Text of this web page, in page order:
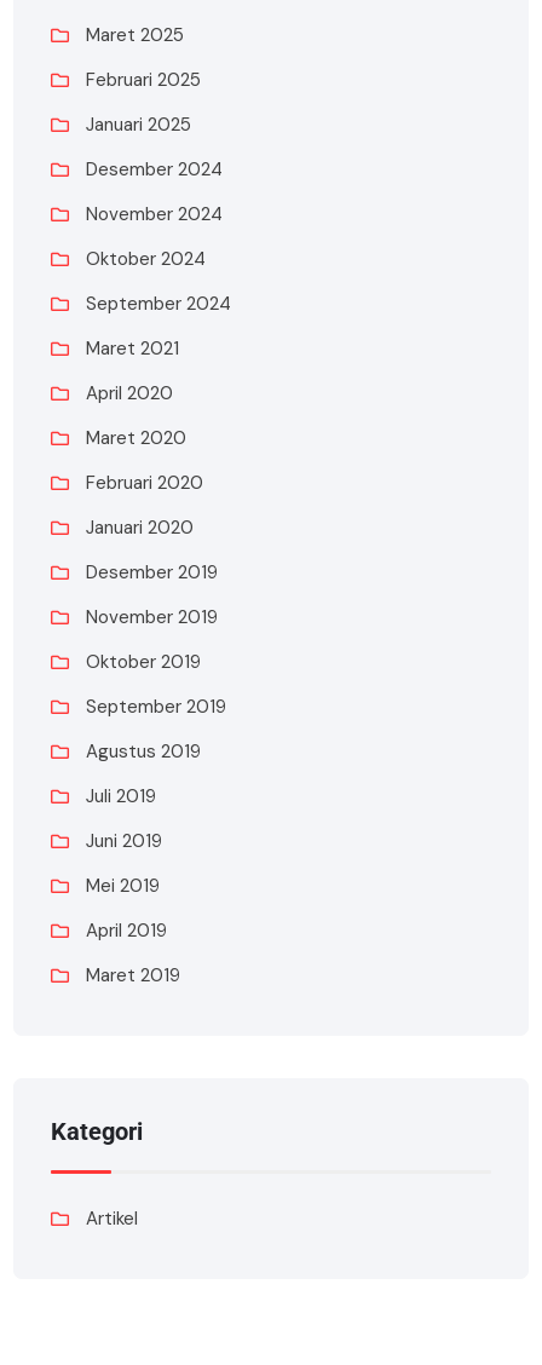
Maret 2025
Februari 2025
Januari 2025
Desember 2024
November 2024
Oktober 2024
September 2024
Maret 2021
April 2020
Maret 2020
Februari 2020
Januari 2020
Desember 2019
November 2019
Oktober 2019
September 2019
Agustus 2019
Juli 2019
Juni 2019
Mei 2019
April 2019
Maret 2019
Kategori
Artikel